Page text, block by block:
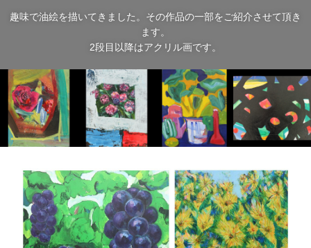
趣味で油絵を描いてきました。その作品の一部をご紹介させて頂き
ます。
2段目以降はアクリル画です。